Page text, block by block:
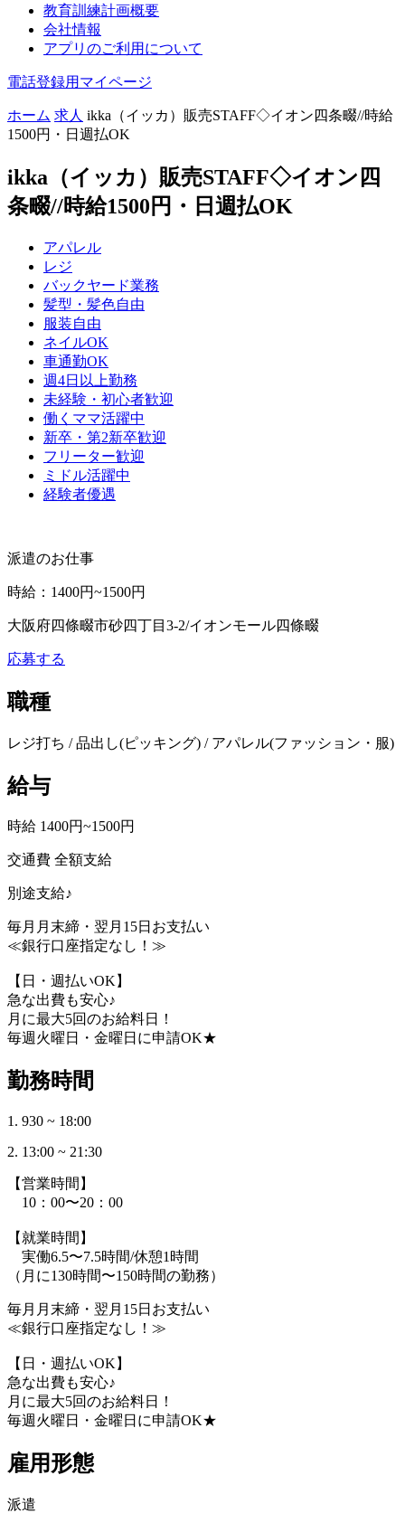
教育訓練計画概要
会社情報
アプリのご利用について
電話登録用マイページ
ホーム 求人 ikka（イッカ）販売STAFF◇イオン四条畷//時給
1500円・日週払OK
ikka（イッカ）販売STAFF◇イオン四
条畷//時給1500円・日週払OK
アパレル
レジ
バックヤード業務
髪型・髪色自由
服装自由
ネイルOK
車通勤OK
週4日以上勤務
未経験・初心者歓迎
働くママ活躍中
新卒・第2新卒歓迎
フリーター歓迎
ミドル活躍中
経験者優遇
派遣のお仕事
時給 ： 1400円~1500円
大阪府四條畷市砂四丁目3-2/イオンモール四條畷
応募する
職種
レジ打ち / 品出し(ピッキング) / アパレル(ファッション・服)
給与
時給 1400円~1500円
交通費 全額支給
別途支給♪
毎月月末締・翌月15日お支払い
≪銀行口座指定なし！≫
【日・週払いOK】
急な出費も安心♪
月に最大5回のお給料日！
毎週火曜日・金曜日に申請OK★
勤務時間
1. 930 ~ 18:00
2. 13:00 ~ 21:30
【営業時間】
10：00〜20：00
【就業時間】
実働6.5〜7.5時間/休憩1時間
（月に130時間〜150時間の勤務）
毎月月末締・翌月15日お支払い
≪銀行口座指定なし！≫
【日・週払いOK】
急な出費も安心♪
月に最大5回のお給料日！
毎週火曜日・金曜日に申請OK★
雇用形態
派遣